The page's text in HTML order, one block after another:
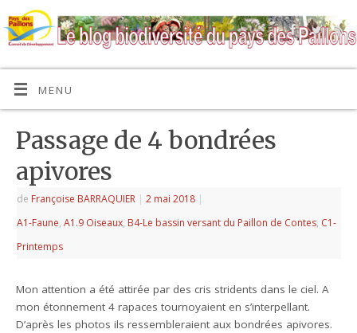
MENU
Passage de 4 bondrées
apivores
de Françoise BARRAQUIER | 2 mai 2018 |
A1-Faune,A1.9 Oiseaux, B4-Le bassin versant du Paillon de Contes, C1-
Printemps
Mon attention a été attirée par des cris stridents dans le ciel. A
mon étonnement 4 rapaces tournoyaient en s’interpellant.
D’après les photos ils ressembleraient aux bondrées apivores.